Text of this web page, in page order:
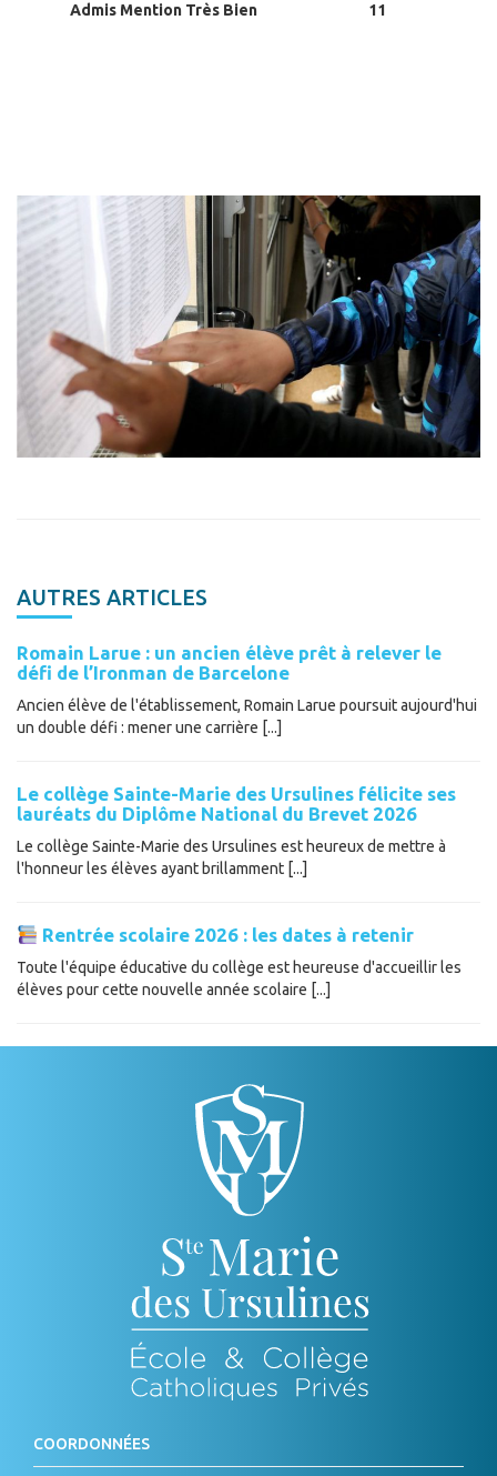
Admis Mention Très Bien 11
AUTRES ARTICLES
Romain Larue : un ancien élève prêt à relever le
défi de l’Ironman de Barcelone
Ancien élève de l'établissement, Romain Larue poursuit aujourd'hui
un double défi : mener une carrière [...]
Le collège Sainte-Marie des Ursulines félicite ses
lauréats du Diplôme National du Brevet 2026
Le collège Sainte-Marie des Ursulines est heureux de mettre à
l'honneur les élèves ayant brillamment [...]
Rentrée scolaire 2026 : les dates à retenir
Toute l'équipe éducative du collège est heureuse d'accueillir les
élèves pour cette nouvelle année scolaire [...]
COORDONNÉES